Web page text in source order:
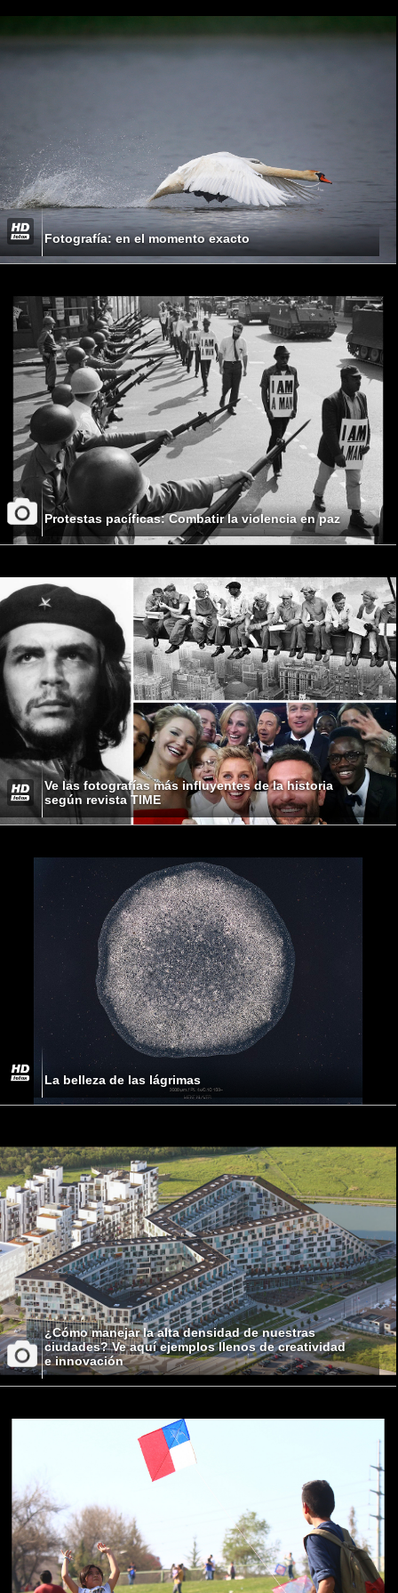
Fotografía: en el momento exacto
Protestas pacíficas: Combatir la violencia en paz
Ve las fotografías más influyentes de la historia
según revista TIME
La belleza de las lágrimas
¿Cómo manejar la alta densidad de nuestras
ciudades? Ve aquí ejemplos llenos de creatividad
e innovación